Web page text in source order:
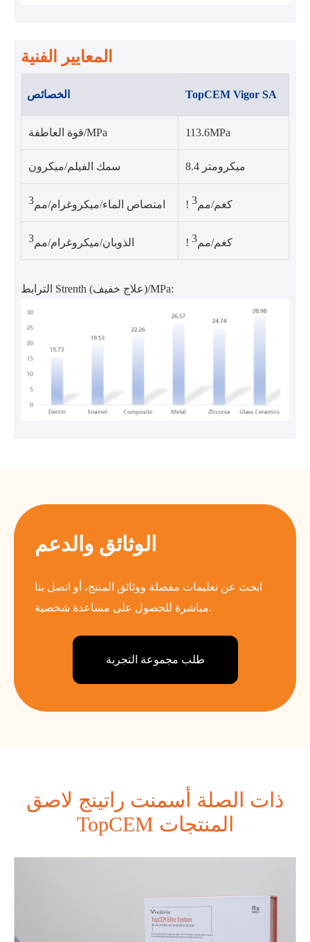
المعايير الفنية
الخصائص TopCEM Vigor SA
قوة العاطفة/MPa 113.6MPa
سمك الفيلم/ميكرون 8.4 ميكرومتر
امتصاص الماء/ميكروغرام/مم3 ! كغم/مم3
الذوبان/ميكروغرام/مم3 ! كغم/مم3
الترابط Strenth (علاج خفيف)/MPa:
الوثائق والدعم
ابحث عن تعليمات مفصلة ووثائق المنتج، أو اتصل بنا
مباشرة للحصول على مساعدة شخصية.
طلب مجموعة التجربة
ذات الصلة أسمنت راتينج لاصق
TopCEM المنتجات